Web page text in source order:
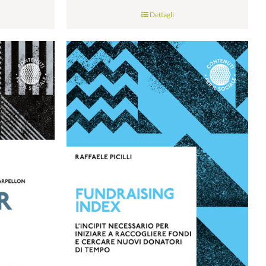
prezzo:
€9.99
a
€28.00
Dettagli